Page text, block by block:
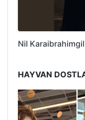
Nil
HAYVAN